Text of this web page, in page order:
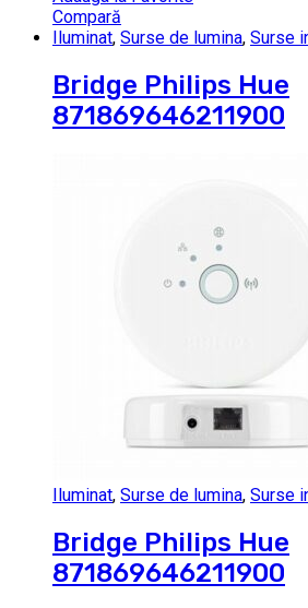
Compară
Iluminat, Surse de lumina, Surse
Bridge Philips Hue
871869646211900
Iluminat, Surse de lumina, Surse
Bridge Philips Hue
871869646211900